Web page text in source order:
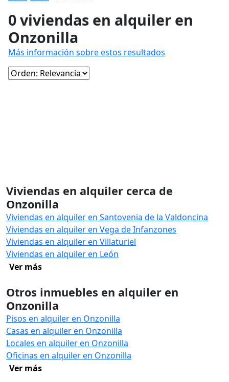
0 viviendas en alquiler en
Onzonilla
Más información sobre estos resultados
Viviendas en alquiler cerca de
Onzonilla
Viviendas en alquiler en Santovenia de la Valdoncina
Viviendas en alquiler en Vega de Infanzones
Viviendas en alquiler en Villaturiel
Viviendas en alquiler en León
Ver más
Otros inmuebles en alquiler en
Onzonilla
Pisos en alquiler en Onzonilla
Casas en alquiler en Onzonilla
Locales en alquiler en Onzonilla
Oficinas en alquiler en Onzonilla
Ver más